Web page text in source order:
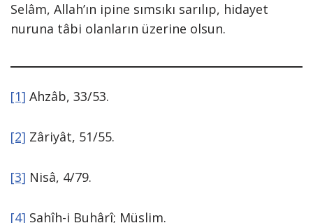
Selâm, Allah’ın ipine sımsıkı sarılıp, hidayet
nuruna tâbi olanların üzerine olsun.
[1] Ahzâb, 33/53.
[2] Zâriyât, 51/55.
[3] Nisâ, 4/79.
[4] Sahîh-i Buhârî; Müslim.